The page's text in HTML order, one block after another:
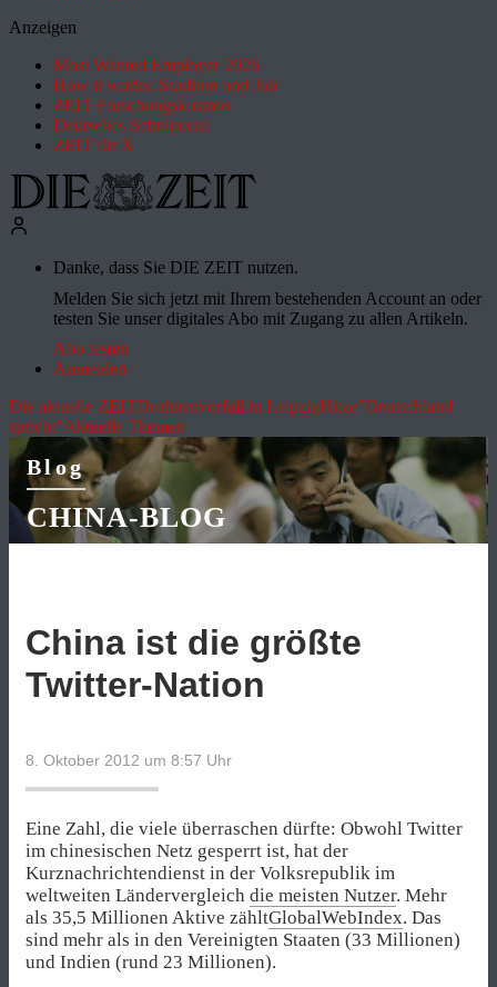
Anzeigen
Most Wanted Employer 2026
How it works: Studium und Job
ZEIT Forschungskosmos
Deutsches Schulportal
ZEIT für X
Danke, dass Sie DIE ZEIT nutzen.
Melden Sie sich jetzt mit Ihrem bestehenden Account an oder
testen Sie unser digitales Abo mit Zugang zu allen Artikeln.
Abo testen
Anmelden
Die aktuelle ZEITDrohnenvorfall in LeipzigHitze"Deutschland
spricht"Aktuelle Themen
Blog
CHINA-BLOG
China ist die größte
Twitter-Nation
8. Oktober 2012 um 8:57 Uhr
Eine Zahl, die viele überraschen dürfte: Obwohl Twitter
im chinesischen Netz gesperrt ist, hat der
Kurznachrichtendienst in der Volksrepublik im
weltweiten Ländervergleich die meisten Nutzer. Mehr
als 35,5 Millionen Aktive zähltGlobalWebIndex. Das
sind mehr als in den Vereinigten Staaten (33 Millionen)
und Indien (rund 23 Millionen).